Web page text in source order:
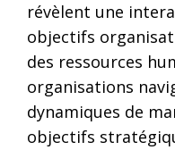
révèlent une
objectifs
des ressources
organisations
dynamiques de
objectifs